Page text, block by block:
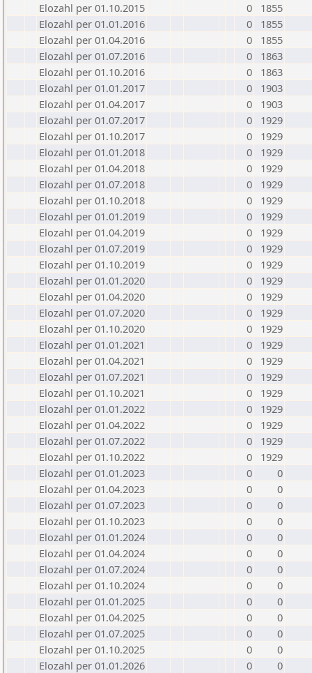
Elozahl per 01.10.2015
0
1855
Elozahl per 01.01.2016
0
1855
Elozahl per 01.04.2016
0
1855
Elozahl per 01.07.2016
0
1863
Elozahl per 01.10.2016
0
1863
Elozahl per 01.01.2017
0
1903
Elozahl per 01.04.2017
0
1903
Elozahl per 01.07.2017
0
1929
Elozahl per 01.10.2017
0
1929
Elozahl per 01.01.2018
0
1929
Elozahl per 01.04.2018
0
1929
Elozahl per 01.07.2018
0
1929
Elozahl per 01.10.2018
0
1929
Elozahl per 01.01.2019
0
1929
Elozahl per 01.04.2019
0
1929
Elozahl per 01.07.2019
0
1929
Elozahl per 01.10.2019
0
1929
Elozahl per 01.01.2020
0
1929
Elozahl per 01.04.2020
0
1929
Elozahl per 01.07.2020
0
1929
Elozahl per 01.10.2020
0
1929
Elozahl per 01.01.2021
0
1929
Elozahl per 01.04.2021
0
1929
Elozahl per 01.07.2021
0
1929
Elozahl per 01.10.2021
0
1929
Elozahl per 01.01.2022
0
1929
Elozahl per 01.04.2022
0
1929
Elozahl per 01.07.2022
0
1929
Elozahl per 01.10.2022
0
1929
Elozahl per 01.01.2023
0
0
Elozahl per 01.04.2023
0
0
Elozahl per 01.07.2023
0
0
Elozahl per 01.10.2023
0
0
Elozahl per 01.01.2024
0
0
Elozahl per 01.04.2024
0
0
Elozahl per 01.07.2024
0
0
Elozahl per 01.10.2024
0
0
Elozahl per 01.01.2025
0
0
Elozahl per 01.04.2025
0
0
Elozahl per 01.07.2025
0
0
Elozahl per 01.10.2025
0
0
Elozahl per 01.01.2026
0
0